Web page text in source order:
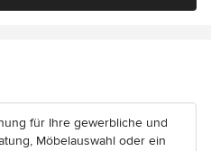
für Ihre gewerbliche und
Möbelauswahl oder ein